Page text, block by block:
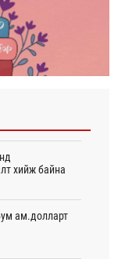
хийж байна
ам.долларт